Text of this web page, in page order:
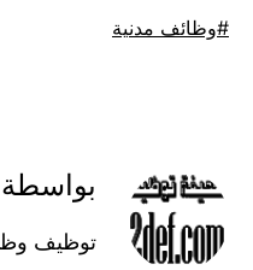
موسوم
وظائف مدنية
توظيف